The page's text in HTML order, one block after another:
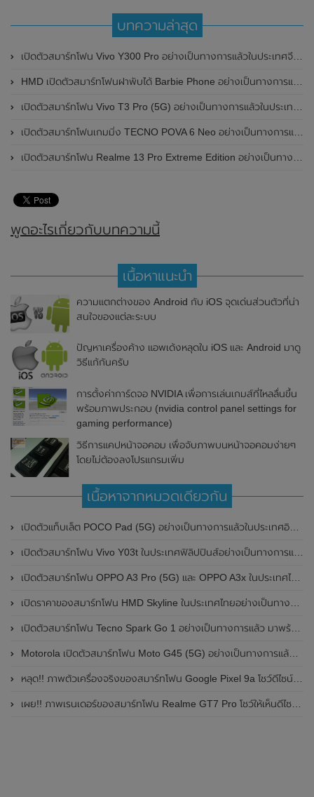
บทความล่าสุด
เปิดตัวสมาร์ทโฟน Vivo Y300 Pro อย่างเป็นทางการแล้วในประเทศจีน มาพร้อมดีไซน์พรีเมี่ยม ทนทาน และแบตเตอรี่สุดอึดขนาดใหญ่ 6,500mAh พร้อมรองรับการชาร์จไว 80W
HMD เปิดตัวสมาร์ทโฟนฝาพับได้ Barbie Phone อย่างเป็นทางการแล้ว มาพร้อมธีมสีชมพูสดใส
เปิดตัวสมาร์ทโฟน Vivo T3 Pro (5G) อย่างเป็นทางการแล้วในประเทศอินเดีย
เปิดตัวสมาร์ทโฟนเกมมิ่ง TECNO POVA 6 Neo อย่างเป็นทางการแล้วในประเทศไทย ในราคา 8,499 บาท
เปิดตัวสมาร์ทโฟน Realme 13 Pro Extreme Edition อย่างเป็นทางการแล้วในประเทศจีน
พูดอะไรเกี่ยวกับบทความนี้
เนื้อหาแนะนำ
ความแตกต่างของ Android กับ iOS จุดเด่นส่วนตัวที่น่า
สนใจของแต่ละระบบ
ปัญหาเครื่องค้าง แอพเด้งหลุดใน iOS และ Android มาดู
วิธีแก้กันครับ
การตั้งค่าการ์ดจอ NVIDIA เพื่อการเล่นเกมส์ที่ไหลลื่นขึ้น
พร้อมภาพประกอบ (nvidia control panel settings for
gaming performance)
วิธีการแคปหน้าจอคอม เพื่อจับภาพบนหน้าจอคอมง่ายๆ
โดยไม่ต้องลงโปรแกรมเพิ่ม
เนื้อหาจากหมวดเดียวกัน
เปิดตัวแท็บเล็ต POCO Pad (5G) อย่างเป็นทางการแล้วในประเทศอินเดีย มาพร้อมชิปเซ็ต Snapdragon 7s Gen 2 ของ Qualcomm และรองรับเครือข่าย 5G
เปิดตัวสมาร์ทโฟน Vivo Y03t ในประเทศฟิลิปปินส์อย่างเป็นทางการแล้ว มาพร้อมชิปเซ็ต Unisoc T612 , กล้องหลัง ความละเอียด 13MP , แบตเตอรี่ 5,000mAh และหน้าจอแสดงผล LCD / 90Hz
เปิดตัวสมาร์ทโฟน OPPO A3 Pro (5G) และ OPPO A3x ในประเทศไทยอย่างเป็นทางการแล้ว ในราคาเริ่มต้นเพียง 3,999 บาท
เปิดราคาของสมาร์ทโฟน HMD Skyline ในประเทศไทยอย่างเป็นทางการแล้ว ราคา 14,990 บาท
เปิดตัวสมาร์ทโฟน Tecno Spark Go 1 อย่างเป็นทางการแล้ว มาพร้อมหน้าจอแสดงผล LCD / 120Hz , แบตเตอรี่ 5,000mAh และใช้ชิปเซ็ต Unisoc
Motorola เปิดตัวสมาร์ทโฟน Moto G45 (5G) อย่างเป็นทางการแล้วในอินเดีย
หลุด!! ภาพตัวเครื่องจริงของสมาร์ทโฟน Google Pixel 9a โชว์ดีไซน์ใหม่ กล้องหลังแบนราบ ไม่มีกรอบของกล้องแล้ว
เผย!! ภาพเรนเดอร์ของสมาร์ทโฟน Realme GT7 Pro โชว์ให้เห็นดีไซน์ใหม่ พร้อมเผยรายละเอียดสเปกที่สำคัญบางส่วน